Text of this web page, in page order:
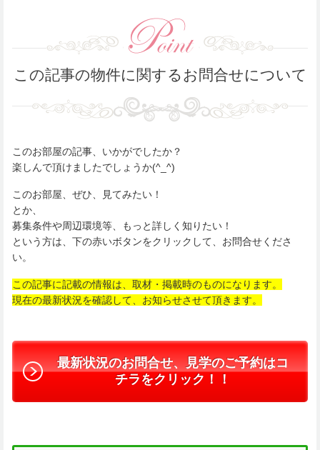
この記事の物件に関するお問合せについて
このお部屋の記事、いかがでしたか？
楽しんで頂けましたでしょうか(^_^)
このお部屋、ぜひ、見てみたい！
とか、
募集条件や周辺環境等、もっと詳しく知りたい！
という方は、下の赤いボタンをクリックして、お問合せくださ
い。
この記事に記載の情報は、取材・掲載時のものになります。
現在の最新状況を確認して、お知らせさせて頂きます。
最新状況のお問合せ、見学のご予約はコ
チラをクリック！！